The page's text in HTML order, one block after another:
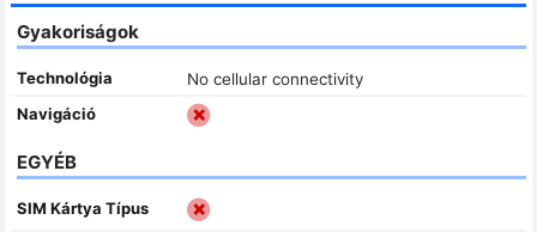
Gyakoriságok
Technológia
No cellular connectivity
Navigáció
EGYÉB
SIM Kártya Típus